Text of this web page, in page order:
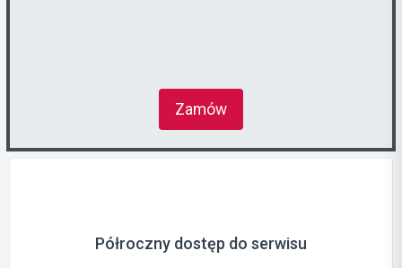
Zamów
Półroczny dostęp do serwisu